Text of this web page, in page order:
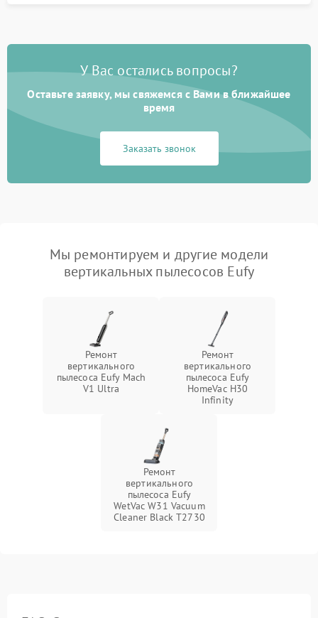
У Вас остались вопросы?
Оставьте заявку, мы свяжемся с Вами в ближайшее
время
Заказать звонок
Мы ремонтируем и другие модели
вертикальных пылесосов Eufy
Ремонт
вертикального
пылесоса Eufy Mach
V1 Ultra
Ремонт
вертикального
пылесоса Eufy
HomeVac H30
Infinity
Ремонт
вертикального
пылесоса Eufy
WetVac W31 Vacuum
Cleaner Black T2730